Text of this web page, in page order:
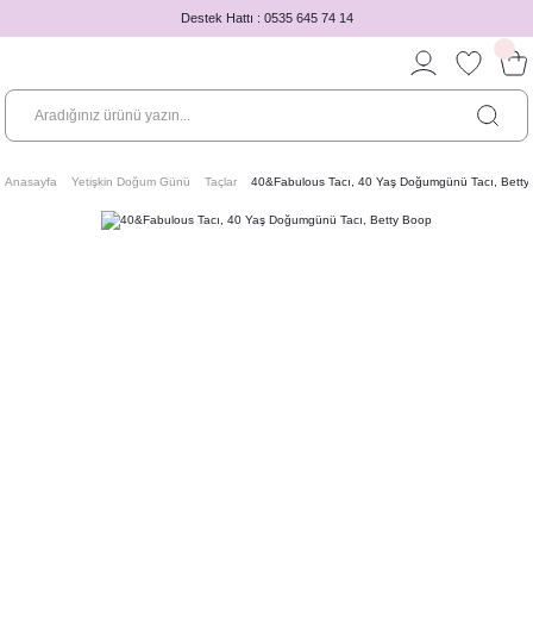
Destek Hattı : 0535 645 74 14
Anasayfa Yetişkin Doğum Günü Taçlar 40&Fabulous Tacı, 40 Yaş Doğumgünü Tacı,